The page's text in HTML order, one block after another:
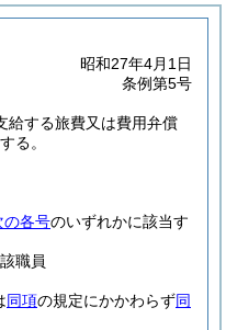
昭和27年4月1日
条例第5号
給する旅費又は費用弁償
る。
の各号のいずれかに該当す
職員
同項の規定にかかわらず同